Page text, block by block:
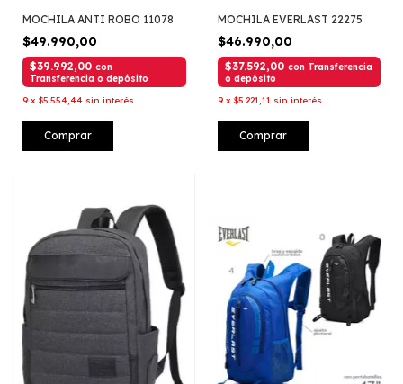
MOCHILA ANTI ROBO 11078
$49.990,00
$39.992,00 con
Transferencia o depósito
9 x $5.554,44 sin interés
Comprar
MOCHILA EVERLAST 22275
$46.990,00
$37.592,00 con Transferencia
o depósito
9 x $5.221,11 sin interés
Comprar